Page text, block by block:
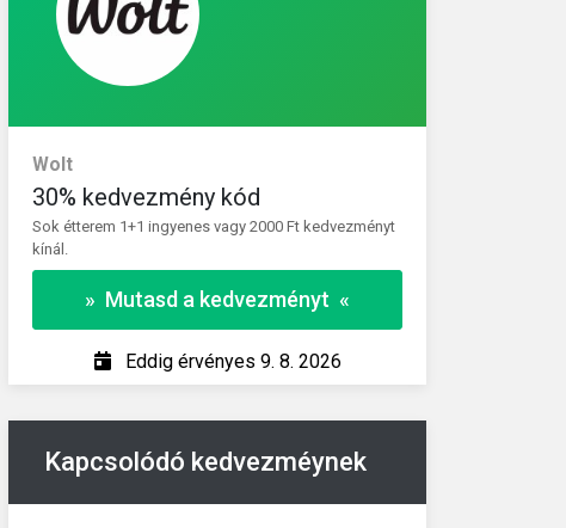
Wolt
30% kedvezmény kód
Sok étterem 1+1 ingyenes vagy 2000 Ft kedvezményt
kínál.
» Mutasd a kedvezményt «
Eddig érvényes 9. 8. 2026
Kapcsolódó kedvezméynek